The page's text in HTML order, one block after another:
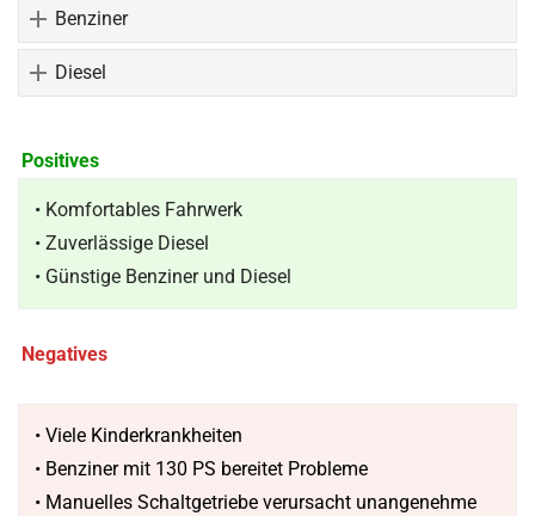
Benziner
Diesel
Positives
• Komfortables Fahrwerk
• Zuverlässige Diesel
• Günstige Benziner und Diesel
Negatives
• Viele Kinderkrankheiten
• Benziner mit 130 PS bereitet Probleme
• Manuelles Schaltgetriebe verursacht unangenehme